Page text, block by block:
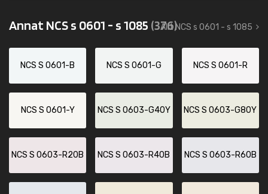
Annat NCS s 0601 - s 1085 (376)
Allt NCS s 0601 - s 1085
NCS S 0601-B NCS S 0601-G NCS S 0601-R
NCS S 0601-Y NCS S 0603-G40Y NCS S 0603-G80Y
NCS S 0603-R20B NCS S 0603-R40B NCS S 0603-R60B